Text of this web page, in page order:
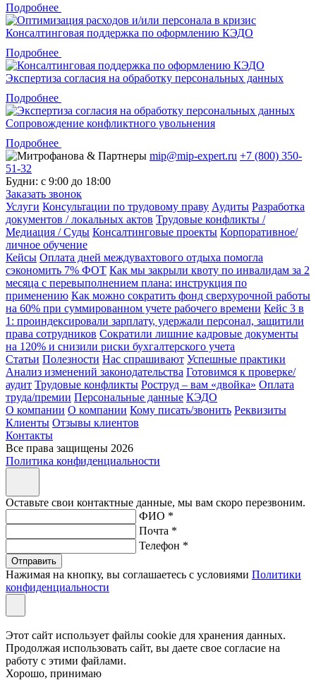
Подробнее
Консалтинговая поддержка по оформлению КЭДО
Подробнее
Экспертиза согласия на обработку персональных данных
Подробнее
Сопровождение конфликтного увольнения
Подробнее
mip@mip-expert.ru +7 (800) 350-
51-32
Будни: с 9:00 до 18:00
Заказать звонок
Услуги Консультации по трудовому праву Аудиты Разработка
документов / локальных актов Трудовые конфликты /
Медиация / Суды Консалтинговые проекты Корпоративное/
личное обучение
Кейсы Оплата дней междувахтового отдыха помогла
сэкономить 7% ФОТ Как мы закрыли квоту по инвалидам за 2
месяца с перевыполнением плана: инструкция по
применению Как можно сократить фонд сверхурочной работы
на 60% при суммированном учете рабочего времени Кейс 3 в
1: проиндексировали зарплату, удержали персонал, защитили
права сотрудников Сократили лишние кадровые документы
на 120% и снизили риски бухгалтерского учета
Статьи Полезности Нас спрашивают Успешные практики
Анализ изменений законодательства Готовимся к проверке/
аудит Трудовые конфликты Роструд – вам «двойка» Оплата
труда/премии Персональные данные КЭДО
О компании О компании Кому писать/звонить Реквизиты
Клиенты Отзывы клиентов
Контакты
Все права защищены 2026
Политика конфиденциальности
Оставьте свои контактные данные, мы вам скоро перезвоним.
ФИО *
Почта *
Телефон *
Нажимая на кнопку, вы соглашаетесь с условиями Политики
конфиденциальности
Этот сайт использует файлы cookie для хранения данных.
Продолжая использовать сайт, вы даете свое согласие на
работу с этими файлами.
Хорошо, принимаю